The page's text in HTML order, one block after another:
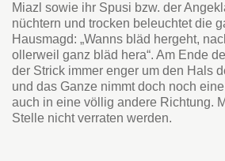
Miazl sowie ihr Spusi bzw. der
nüchtern und trocken beleuchtet die
Hausmagd: „Wanns bläd hergeht,
ollerweil ganz bläd hera“. Am Ende
der Strick immer enger um den Hals
und das Ganze nimmt doch noch
auch in eine völlig andere Richtung.
Stelle nicht verraten werden.